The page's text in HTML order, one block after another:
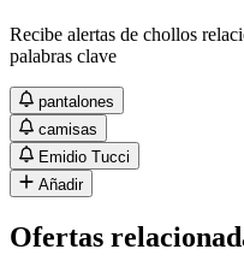
Recibe alertas de chollos
palabras clave
pantalones
camisas
Emidio Tucci
Añadir
Ofertas